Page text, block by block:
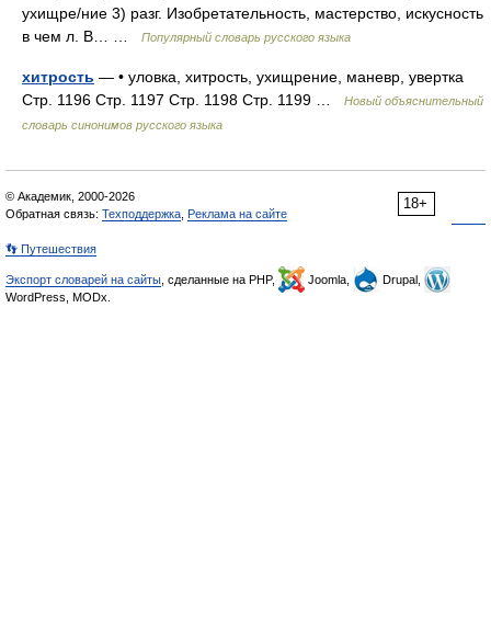
ухищре/ние 3) разг. Изобретательность, мастерство, искусность
в чем л. В… …
Популярный словарь русского языка
хитрость — • уловка, хитрость, ухищрение, маневр, увертка
Стр. 1196 Стр. 1197 Стр. 1198 Стр. 1199 …
Новый объяснительный
словарь синонимов русского языка
18+
© Академик, 2000-2026
Обратная связь: Техподдержка Реклама на сайте
👣 Путешествия
Экспорт словарей на сайты , сделанные на PHP, Joomla,
Drupal,
WordPress, MODx.